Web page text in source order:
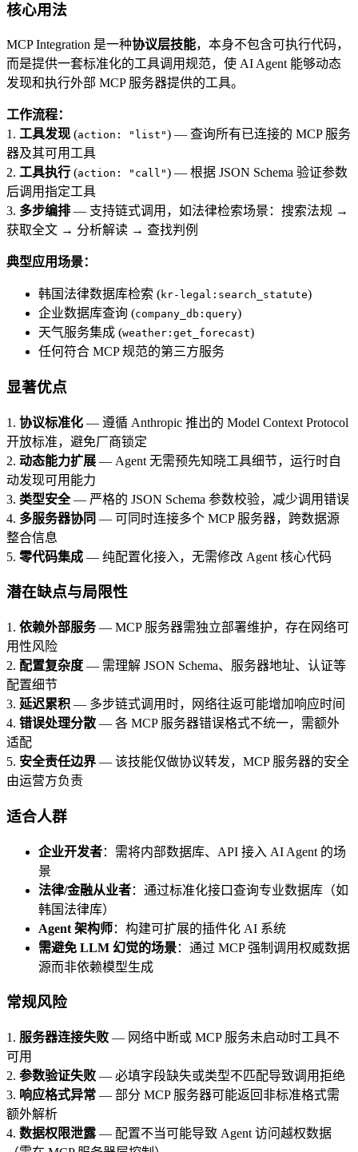
核心用法
MCP Integration 是一种协议层技能，本身不包含可执行代码，
而是提供一套标准化的工具调用规范，使 AI Agent 能够动态
发现和执行外部 MCP 服务器提供的工具。
工作流程：
1. 工具发现 (action: "list") — 查询所有已连接的 MCP 服务
器及其可用工具
2. 工具执行 (action: "call") — 根据 JSON Schema 验证参数
后调用指定工具
3. 多步编排 — 支持链式调用，如法律检索场景：搜索法规 →
获取全文 → 分析解读 → 查找判例
典型应用场景：
韩国法律数据库检索 (kr-legal:search_statute)
企业数据库查询 (company_db:query)
天气服务集成 (weather:get_forecast)
任何符合 MCP 规范的第三方服务
显著优点
1. 协议标准化 — 遵循 Anthropic 推出的 Model Context Protocol
开放标准，避免厂商锁定
2. 动态能力扩展 — Agent 无需预先知晓工具细节，运行时自
动发现可用能力
3. 类型安全— 严格的 JSON Schema 参数校验，减少调用错误
4. 多服务器协同 — 可同时连接多个 MCP 服务器，跨数据源
整合信息
5. 零代码集成 — 纯配置化接入，无需修改 Agent 核心代码
潜在缺点与局限性
1. 依赖外部服务— MCP 服务器需独立部署维护，存在网络可
用性风险
2. 配置复杂度 — 需理解 JSON Schema、服务器地址、认证等
配置细节
3. 延迟累积 — 多步链式调用时，网络往返可能增加响应时间
4. 错误处理分散 — 各 MCP 服务器错误格式不统一，需额外
适配
5. 安全责任边界 — 该技能仅做协议转发，MCP 服务器的安全
由运营方负责
适合人群
企业开发者：需将内部数据库、API 接入 AI Agent 的场
景
法律/金融从业者：通过标准化接口查询专业数据库（如
韩国法律库）
Agent 架构师：构建可扩展的插件化 AI 系统
需避免 LLM 幻觉的场景：通过 MCP 强制调用权威数据
源而非依赖模型生成
常规风险
1. 服务器连接失败 — 网络中断或 MCP 服务未启动时工具不
可用
2. 参数验证失败 — 必填字段缺失或类型不匹配导致调用拒绝
3. 响应格式异常 — 部分 MCP 服务器可能返回非标准格式需
额外解析
4. 数据权限泄露— 配置不当可能导致 Agent 访问越权数据